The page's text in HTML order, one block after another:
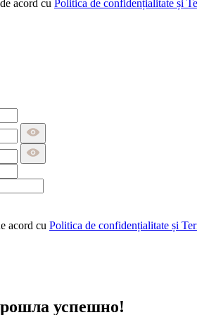
acord cu Politica de confidențialitate și
acord cu Politica de confidențialitate și
успешно!